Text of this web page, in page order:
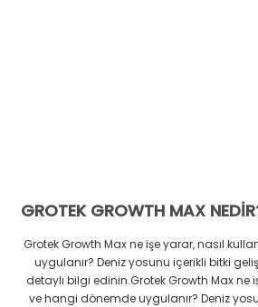
Grotek Growth Max ne işe yarar, nasıl
uygulanır? Deniz yosunu içerikli bitki
detaylı bilgi edinin.Grotek Growth Max ne
ve hangi dönemde uygulanır? Deniz